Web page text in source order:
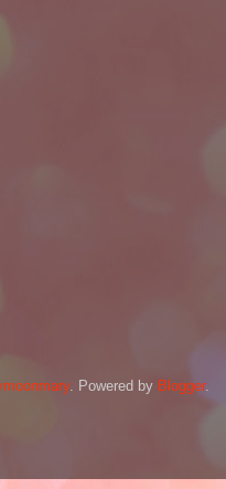
. Powered by Blogger.